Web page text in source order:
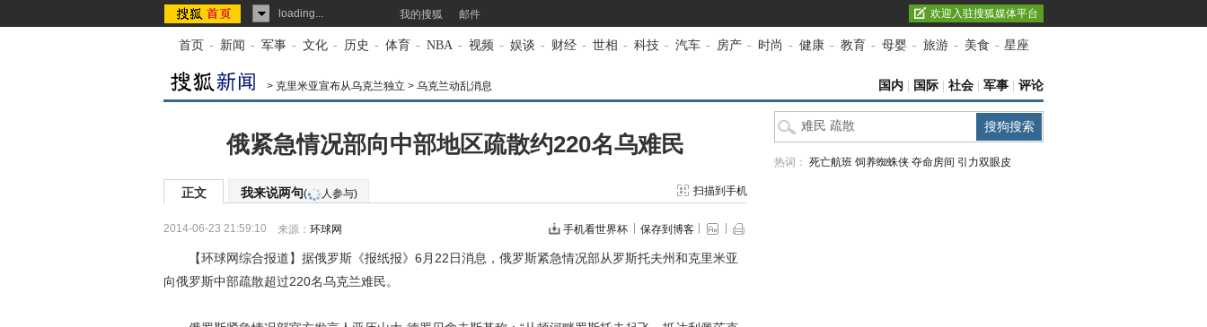
loading... 我的搜狐 邮件 欢迎入驻搜狐媒体平台
首页 - 新闻 - 军事 - 文化 - 历史 - 体育 - NBA - 视频 - 娱谈 - 财经 - 世相 - 科技 - 汽车 - 房产 - 时尚 - 健康 - 教育 - 母婴 - 旅游 - 美食 - 星座
> 克里米亚宣布从乌克兰独立 > 乌克兰动乱消息 国内 国际 社会 军事 评论
俄紧急情况部向中部地区疏散约220名乌难民
正文 我来说两句( 人参与) 扫描到手机
2014-06-23 21:59:10 来源： 环球网 手机看世界杯 保存到博客
【环球网综合报道】据俄罗斯《报纸报》6月22日消息，俄罗斯紧急情况部从罗斯托夫州和克里米亚
向俄罗斯中部疏散超过220名乌克兰难民。
热词： 死亡航班 饲养蜘蛛侠 夺命房间 引力双眼皮